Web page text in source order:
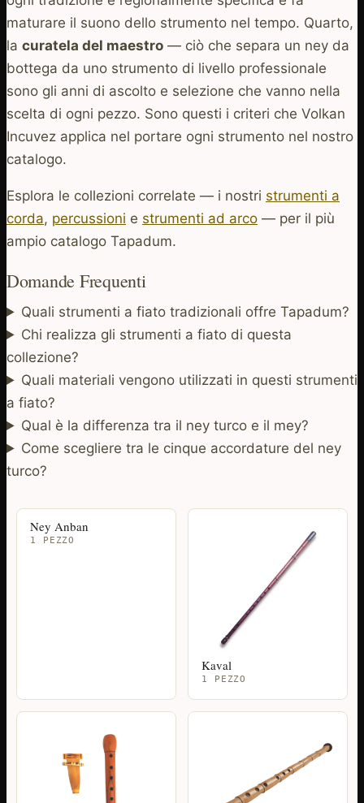
maturare il suono dello strumento nel tempo. Quarto,
la curatela del maestro — ciò che separa un ney da
bottega da uno strumento di livello professionale
sono gli anni di ascolto e selezione che vanno nella
scelta di ogni pezzo. Sono questi i criteri che Volkan
Incuvez applica nel portare ogni strumento nel nostro
catalogo.
Esplora le collezioni correlate — i nostri strumenti a
corda, percussioni e strumenti ad arco — per il più
ampio catalogo Tapadum.
Domande Frequenti
Quali strumenti a fiato tradizionali offre Tapadum?
Chi realizza gli strumenti a fiato di questa
collezione?
Quali materiali vengono utilizzati in questi strumenti
a fiato?
Qual è la differenza tra il ney turco e il mey?
Come scegliere tra le cinque accordature del ney
turco?
Ney Anban
1 PEZZO
Kaval
1 PEZZO